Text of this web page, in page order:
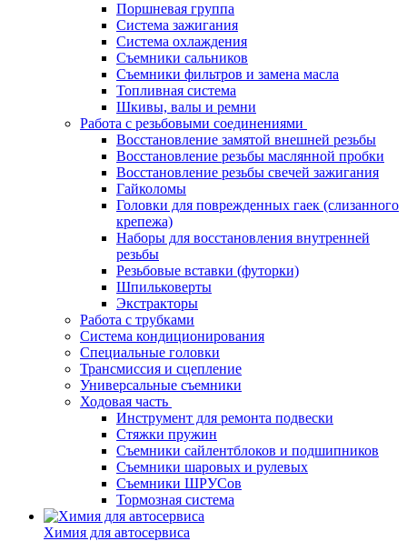
Поршневая группа
Система зажигания
Система охлаждения
Съемники сальников
Съемники фильтров и замена масла
Топливная система
Шкивы, валы и ремни
Работа с резьбовыми соединениями
Восстановление замятой внешней резьбы
Восстановление резьбы маслянной пробки
Восстановление резьбы свечей зажигания
Гайколомы
Головки для поврежденных гаек (слизанного
крепежа)
Наборы для восстановления внутренней
резьбы
Резьбовые вставки (футорки)
Шпильковерты
Экстракторы
Работа с трубками
Система кондиционирования
Специальные головки
Трансмиссия и сцепление
Универсальные съемники
Ходовая часть
Инструмент для ремонта подвески
Стяжки пружин
Съемники сайлентблоков и подшипников
Съемники шаровых и рулевых
Съемники ШРУСов
Тормозная система
Химия для автосервиса